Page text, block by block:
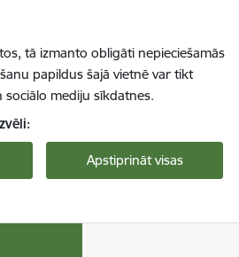
tā izmanto obligāti nepieciešamās
papildus šajā vietnē var tikt
mediju sīkdatnes.
Apstiprināt visas